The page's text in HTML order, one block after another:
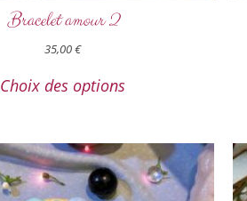
Bracelet amour 2
35,00€
Choix des options